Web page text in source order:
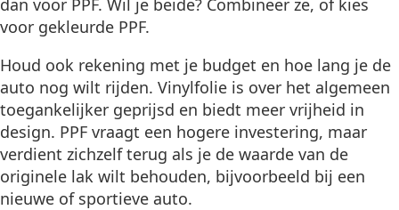
dan voor PPF. Wil je beide? Combineer ze, of kies
voor gekleurde PPF.
Houd ook rekening met je budget en hoe lang je de
auto nog wilt rijden. Vinylfolie is over het algemeen
toegankelijker geprijsd en biedt meer vrijheid in
design. PPF vraagt een hogere investering, maar
verdient zichzelf terug als je de waarde van de
originele lak wilt behouden, bijvoorbeeld bij een
nieuwe of sportieve auto.